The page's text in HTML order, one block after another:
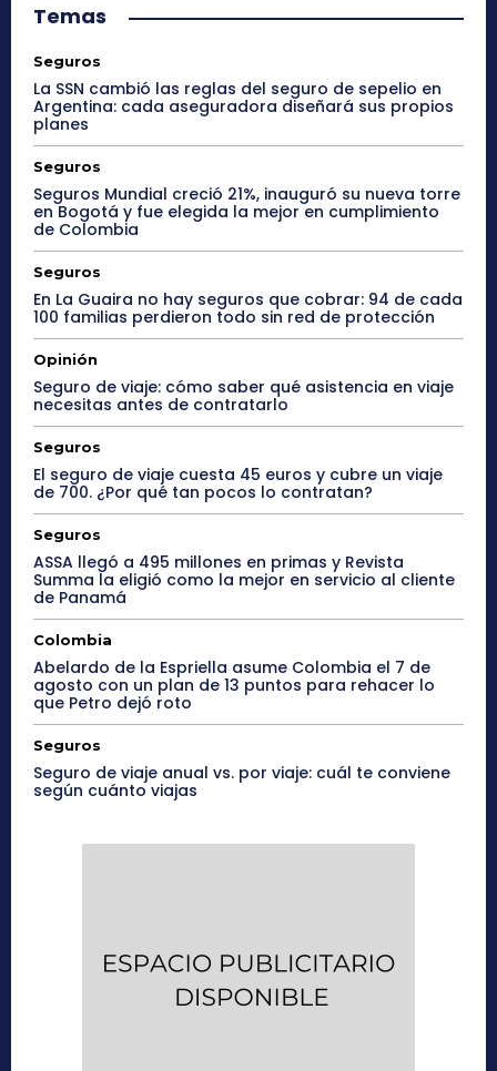
Temas
Seguros
La SSN cambió las reglas del seguro de sepelio en
Argentina: cada aseguradora diseñará sus propios
planes
Seguros
Seguros Mundial creció 21%, inauguró su nueva torre
en Bogotá y fue elegida la mejor en cumplimiento
de Colombia
Seguros
En La Guaira no hay seguros que cobrar: 94 de cada
100 familias perdieron todo sin red de protección
Opinión
Seguro de viaje: cómo saber qué asistencia en viaje
necesitas antes de contratarlo
Seguros
El seguro de viaje cuesta 45 euros y cubre un viaje
de 700. ¿Por qué tan pocos lo contratan?
Seguros
ASSA llegó a 495 millones en primas y Revista
Summa la eligió como la mejor en servicio al cliente
de Panamá
Colombia
Abelardo de la Espriella asume Colombia el 7 de
agosto con un plan de 13 puntos para rehacer lo
que Petro dejó roto
Seguros
Seguro de viaje anual vs. por viaje: cuál te conviene
según cuánto viajas